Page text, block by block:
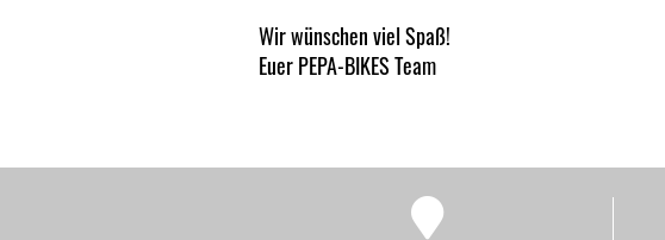
Wir wünschen viel Spaß!
Euer PEPA-BIKES Team